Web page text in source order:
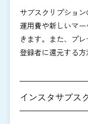
サブスクリプショ
運用費や新しいマ
きます。また、プ
登録者に還元する方
インスタサブス